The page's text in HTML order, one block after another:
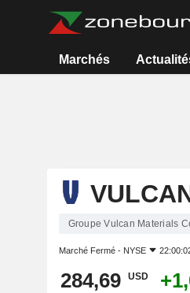
Marchés
Groupe Vulcan Materials
Marché Fermé - NYSE
284,69 USD